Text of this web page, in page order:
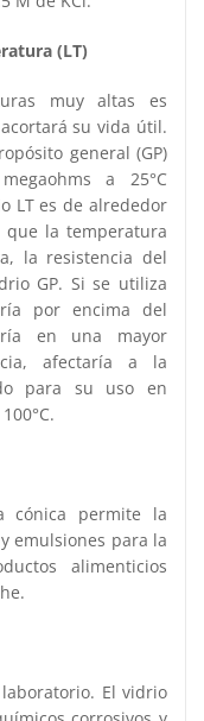
(LT)
muy altas es
su vida útil.
general (GP)
a 25°C
LT es de alrededor
que la temperatura
la resistencia del
GP. Si se utiliza
por encima del
en una mayor
afectaría a la
para su uso en
cónica permite la
emulsiones para la
alimenticios
El vidrio